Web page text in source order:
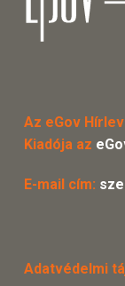
Az eGov
Kiadója az
E-mail cím:
Adatvédelmi